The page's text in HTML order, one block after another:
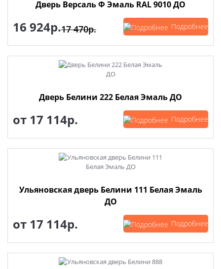
Дверь Версаль Ф Эмаль RAL 9010 ДО
16 924р.17 470р. Подробнее
Дверь Белини 222 Белая Эмаль ДО
от 17 114р. Подробнее
Ульяновская дверь Белини 111 Белая Эмаль
ДО
от 17 114р. Подробнее